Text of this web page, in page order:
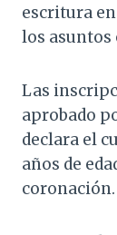
escritura
los
Las
aprobado
declara el
años de
coronación.